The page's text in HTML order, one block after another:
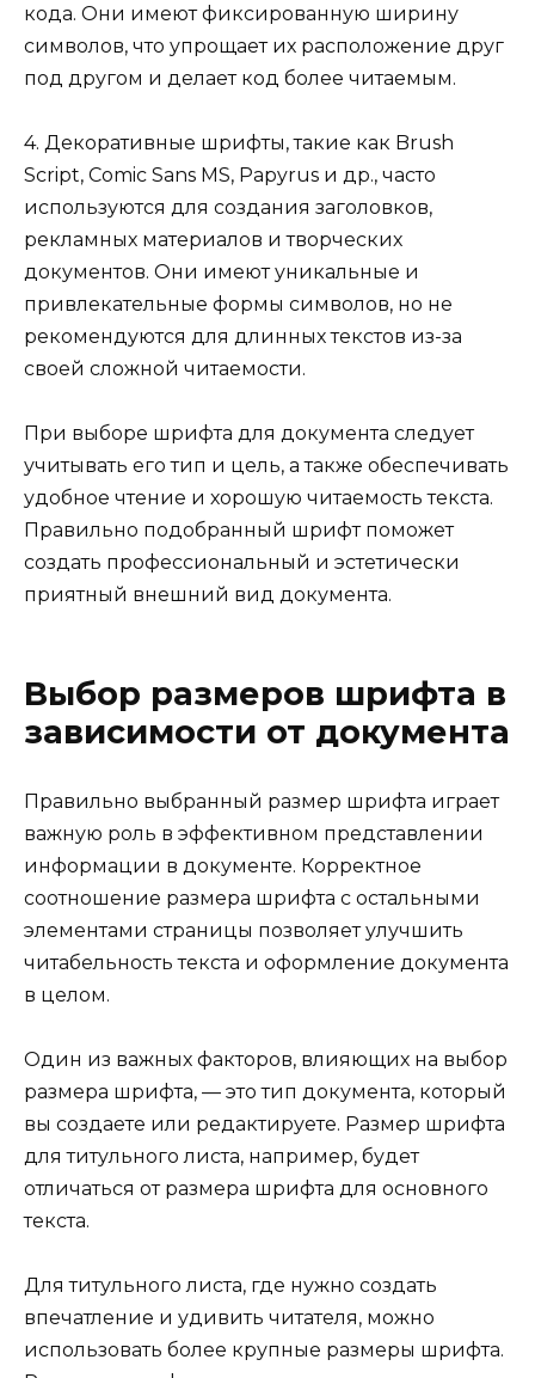
кода. Они имеют фиксированную ширину
символов, что упрощает их расположение друг
под другом и делает код более читаемым.
4. Декоративные шрифты, такие как Brush
Script, Comic Sans MS, Papyrus и др., часто
используются для создания заголовков,
рекламных материалов и творческих
документов. Они имеют уникальные и
привлекательные формы символов, но не
рекомендуются для длинных текстов из-за
своей сложной читаемости.
При выборе шрифта для документа следует
учитывать его тип и цель, а также обеспечивать
удобное чтение и хорошую читаемость текста.
Правильно подобранный шрифт поможет
создать профессиональный и эстетически
приятный внешний вид документа.
Выбор размеров шрифта в
зависимости от документа
Правильно выбранный размер шрифта играет
важную роль в эффективном представлении
информации в документе. Корректное
соотношение размера шрифта с остальными
элементами страницы позволяет улучшить
читабельность текста и оформление документа
в целом.
Один из важных факторов, влияющих на выбор
размера шрифта, — это тип документа, который
вы создаете или редактируете. Размер шрифта
для титульного листа, например, будет
отличаться от размера шрифта для основного
текста.
Для титульного листа, где нужно создать
впечатление и удивить читателя, можно
использовать более крупные размеры шрифта.